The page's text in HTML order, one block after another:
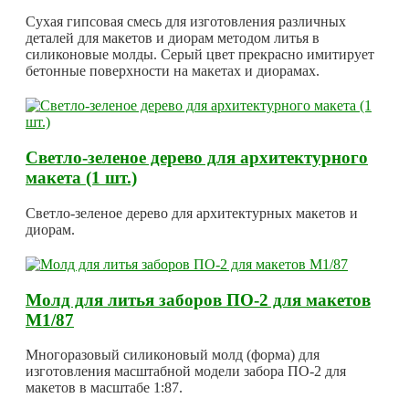
Сухая гипсовая смесь для изготовления различных
деталей для макетов и диорам методом литья в
силиконовые молды. Серый цвет прекрасно имитирует
бетонные поверхности на макетах и диорамах.
Светло-зеленое дерево для архитектурного
макета (1 шт.)
Светло-зеленое дерево для архитектурных макетов и
диорам.
Молд для литья заборов ПО-2 для макетов
М1/87
Многоразовый силиконовый молд (форма) для
изготовления масштабной модели забора ПО-2 для
макетов в масштабе 1:87.